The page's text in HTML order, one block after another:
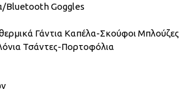
BluetoothGoggles
Γάντια Καπέλα-Σκούφοι Μπλούζες
Τσάντες-Πορτοφόλια